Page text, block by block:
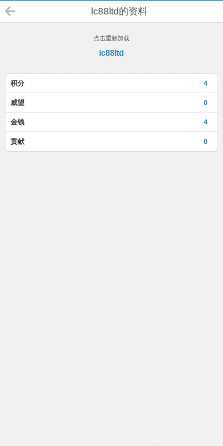
lc88ltd的资料
点击重新加载
lc88ltd
4
积分
0
威望
4
金钱
0
贡献